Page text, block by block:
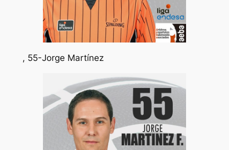
, 55-Jorge Martínez